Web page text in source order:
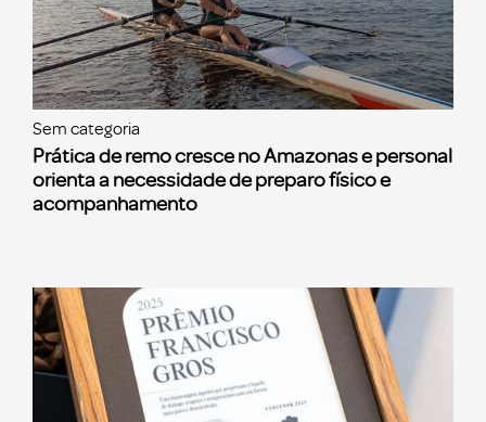
Sem categoria
Prática de remo cresce no Amazonas e personal
orienta a necessidade de preparo físico e
acompanhamento